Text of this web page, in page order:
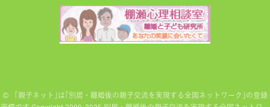
© 「親子ネット｣は｢別居・離婚後の親子交流を実現する全国ネットワーク｣の登録